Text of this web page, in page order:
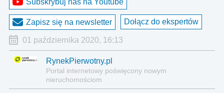
Zapisz się na newsletter Dołącz do ekspertów
01 października 2020, 16:13
RynekPierwotny.pl
Portal internetowy poświęcony nowym
nieruchomościom